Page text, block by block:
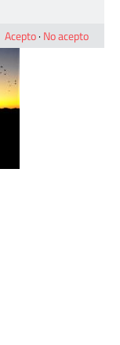
Acepto· No acepto